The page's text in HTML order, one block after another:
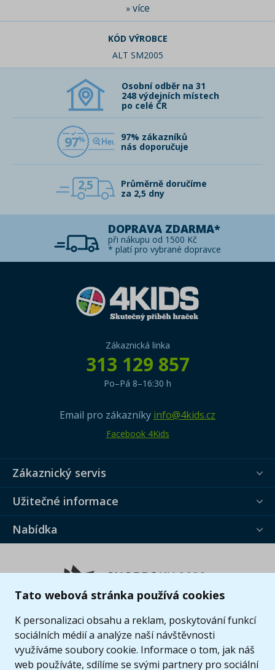
Tato webová stránka používá cookies
K personalizaci obsahu a reklam, poskytování funkcí
sociálních médií a analýze naší návštěvnosti
využíváme soubory cookie. Informace o tom, jak náš
web používáte, sdílíme se svými partnery pro sociální
» více
KÓD VÝROBCE
ALT SM2005
Osobní odběr na 31
248 výdejních místech
po celé ČR
97
97% zákazníků
nás doporučuje
2,5
Průměrně doručíme
za 2,5 dny
DOPRAVA ZDARMA*
při nákupu od 1500 Kč
* platí pro vybrané dopravce
Zákaznická linka
313 129 857
Po–Pá 8–16:30 h
Email pro zákazníky info@4kids.cz
Facebook 4Kids
Zákaznický servis
Užitečné informace
Nabídka